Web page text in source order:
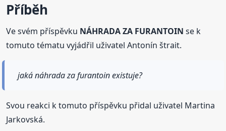
Příběh
Ve svém příspěvku NÁHRADA ZA FURANTOIN se k
tomuto tématu vyjádřil uživatel Antonín štrait.
jaká náhrada za furantoin existuje?
Svou reakci k tomuto příspěvku přidal uživatel Martina
Jarkovská.